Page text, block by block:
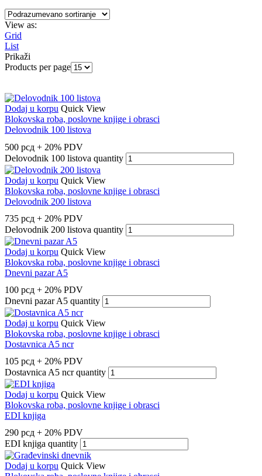
View as:
Grid
List
Prikaži
Products per page
Dodaj u korpu Quick View
Blokovska roba, poslovne knjige i obrasci
Delovodnik 100 listova
500 рсд + 20% PDV
Delovodnik 100 listova quantity
Dodaj u korpu Quick View
Blokovska roba, poslovne knjige i obrasci
Delovodnik 200 listova
735 рсд + 20% PDV
Delovodnik 200 listova quantity
Dodaj u korpu Quick View
Blokovska roba, poslovne knjige i obrasci
Dnevni pazar A5
100 рсд + 20% PDV
Dnevni pazar A5 quantity
Dodaj u korpu Quick View
Blokovska roba, poslovne knjige i obrasci
Dostavnica A5 ncr
105 рсд + 20% PDV
Dostavnica A5 ncr quantity
Dodaj u korpu Quick View
Blokovska roba, poslovne knjige i obrasci
EDI knjiga
290 рсд + 20% PDV
EDI knjiga quantity
Dodaj u korpu Quick View